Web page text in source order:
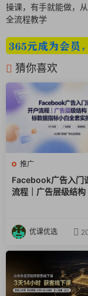
│ │ │ 5 理解内容
│ │ │ 5 理解内容
│ │ │ 6 理解图片
│ │ │ 6 理解图片
│ │ │ 7 理解内部
│ │ │ 7 理解内部
│ │ │ 8 移动端
│ │ │ 8 移动端
│ │ │ 9 常见问题
航.docx
│ │ │ 9 常见问题
航.mp4
│ │ │ 截图
│ │ │
│ │ ├─3 站外
│ │ │ 01 站外
│ │ │ 02 9种外
│ │ │ 02 9种外
│ │ │ 03 什么是
操课，有手就能做，
全流程教学
猜你喜欢
推广
Facebook广告入门
流程｜广告层级结构
标数据指标小白全
优课优选